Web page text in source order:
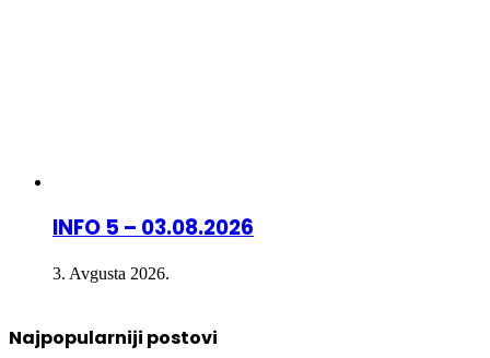
INFO 5 – 03.08.2026
3. Avgusta 2026.
Najpopularniji postovi